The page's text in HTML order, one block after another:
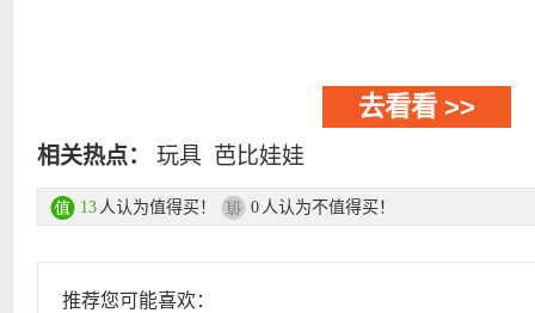
去看看 >>
相关热点： 玩具 芭比娃娃
13 人认为值得买！ 0 人认为不值得买！
推荐您可能喜欢：